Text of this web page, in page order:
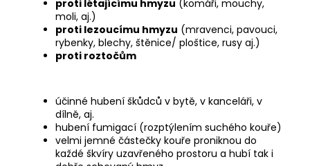
proti létajícímu hmyzu (komáři, mouchy,
moli, aj.)
proti lezoucímu hmyzu (mravenci, pavouci,
rybenky, blechy, štěnice/ ploštice, rusy aj.)
proti roztočům
účinné hubení škůdců v bytě, v kanceláři, v
dílně, aj.
hubení fumigací (rozptýlením suchého kouře)
velmi jemné částečky kouře proniknou do
každé škvíry uzavřeného prostoru a hubí tak i